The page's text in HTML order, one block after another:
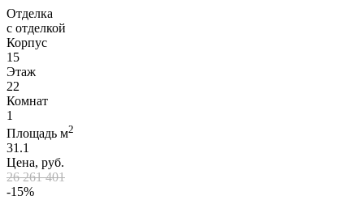
Отделка
с отделкой
Корпус
15
Этаж
22
Комнат
1
Площадь м2
31.1
Цена, руб.
26 261 401
-15%